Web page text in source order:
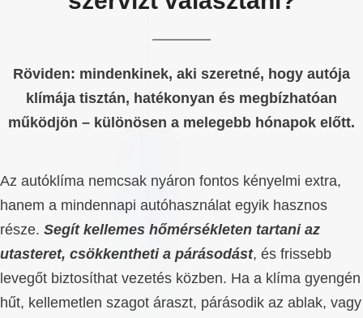
Röviden: mindenkinek, aki szeretné, hogy autója
klímája tisztán, hatékonyan és megbízhatóan
működjön – különösen a melegebb hónapok előtt.
Az autóklíma nemcsak nyáron fontos kényelmi extra,
hanem a mindennapi autóhasználat egyik hasznos
része. Segít kellemes hőmérsékleten tartani az
utasteret, csökkentheti a párásodást, és frissebb
levegőt biztosíthat vezetés közben. Ha a klíma gyengén
hűt, kellemetlen szagot áraszt, párásodik az ablak, vagy